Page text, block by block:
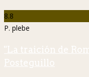
8.8
P. plebe
"La traición de
Posteguillo